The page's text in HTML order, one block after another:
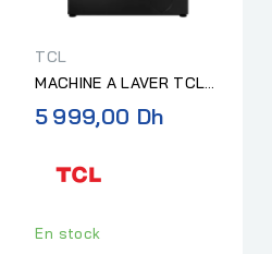
TCL
MACHINE A LAVER TCL
12KG 1200TR DIRECT
DRIVE DARK GREY
5 999,00 Dh
En stock